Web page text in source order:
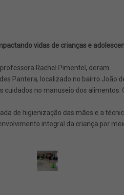
vidas de crianças e
Rachel Pimentel, deram
Pantera, localizado no bairro João
no manuseio dos alimentos.
de higienização das mãos e a
integral da criança por